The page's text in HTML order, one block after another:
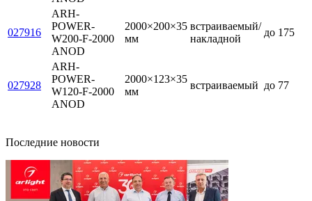
027916
ARH-
POWER-
W200-F-2000
ANOD
2000×200×35
мм
встраиваемый/
накладной
до 175
027928
ARH-
POWER-
W120-F-2000
ANOD
2000×123×35
мм
встраиваемый до 77
Последние новости